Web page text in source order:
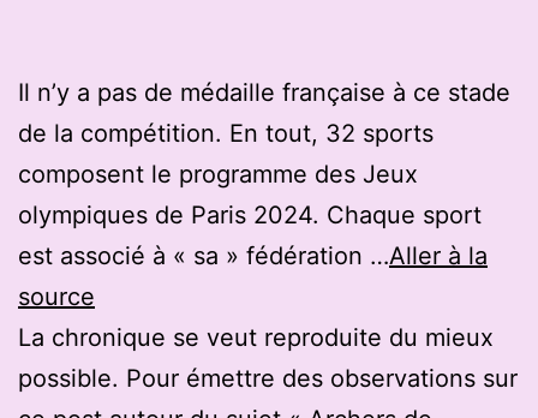
Il n’y a pas de médaille française à ce stade
de la compétition. En tout, 32 sports
composent le programme des Jeux
olympiques de Paris 2024. Chaque sport
est associé à « sa » fédération …Aller à la
source
La chronique se veut reproduite du mieux
possible. Pour émettre des observations sur